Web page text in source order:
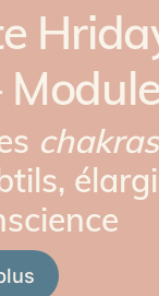
chakras